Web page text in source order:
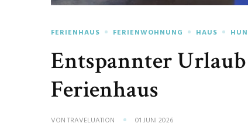
FERIENHAUS FERIENWOHNUNG HAUS
Entspannter
Ferienhaus
VONTRAVELUATION 01 JUNI 2026